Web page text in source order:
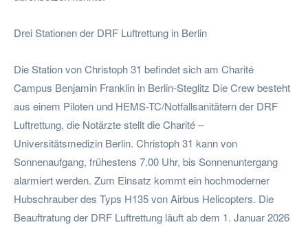
Drei Stationen der DRF Luftrettung in Berlin
Die Station von Christoph 31 befindet sich am Charité
Campus Benjamin Franklin in Berlin-Steglitz Die Crew besteht
aus einem Piloten und HEMS-TC/Notfallsanitätern der DRF
Luftrettung, die Notärzte stellt die Charité –
Universitätsmedizin Berlin. Christoph 31 kann von
Sonnenaufgang, frühestens 7.00 Uhr, bis Sonnenuntergang
alarmiert werden. Zum Einsatz kommt ein hochmoderner
Hubschrauber des Typs H135 von Airbus Helicopters. Die
Beauftratung der DRF Luftrettung läuft ab dem 1. Januar 2026